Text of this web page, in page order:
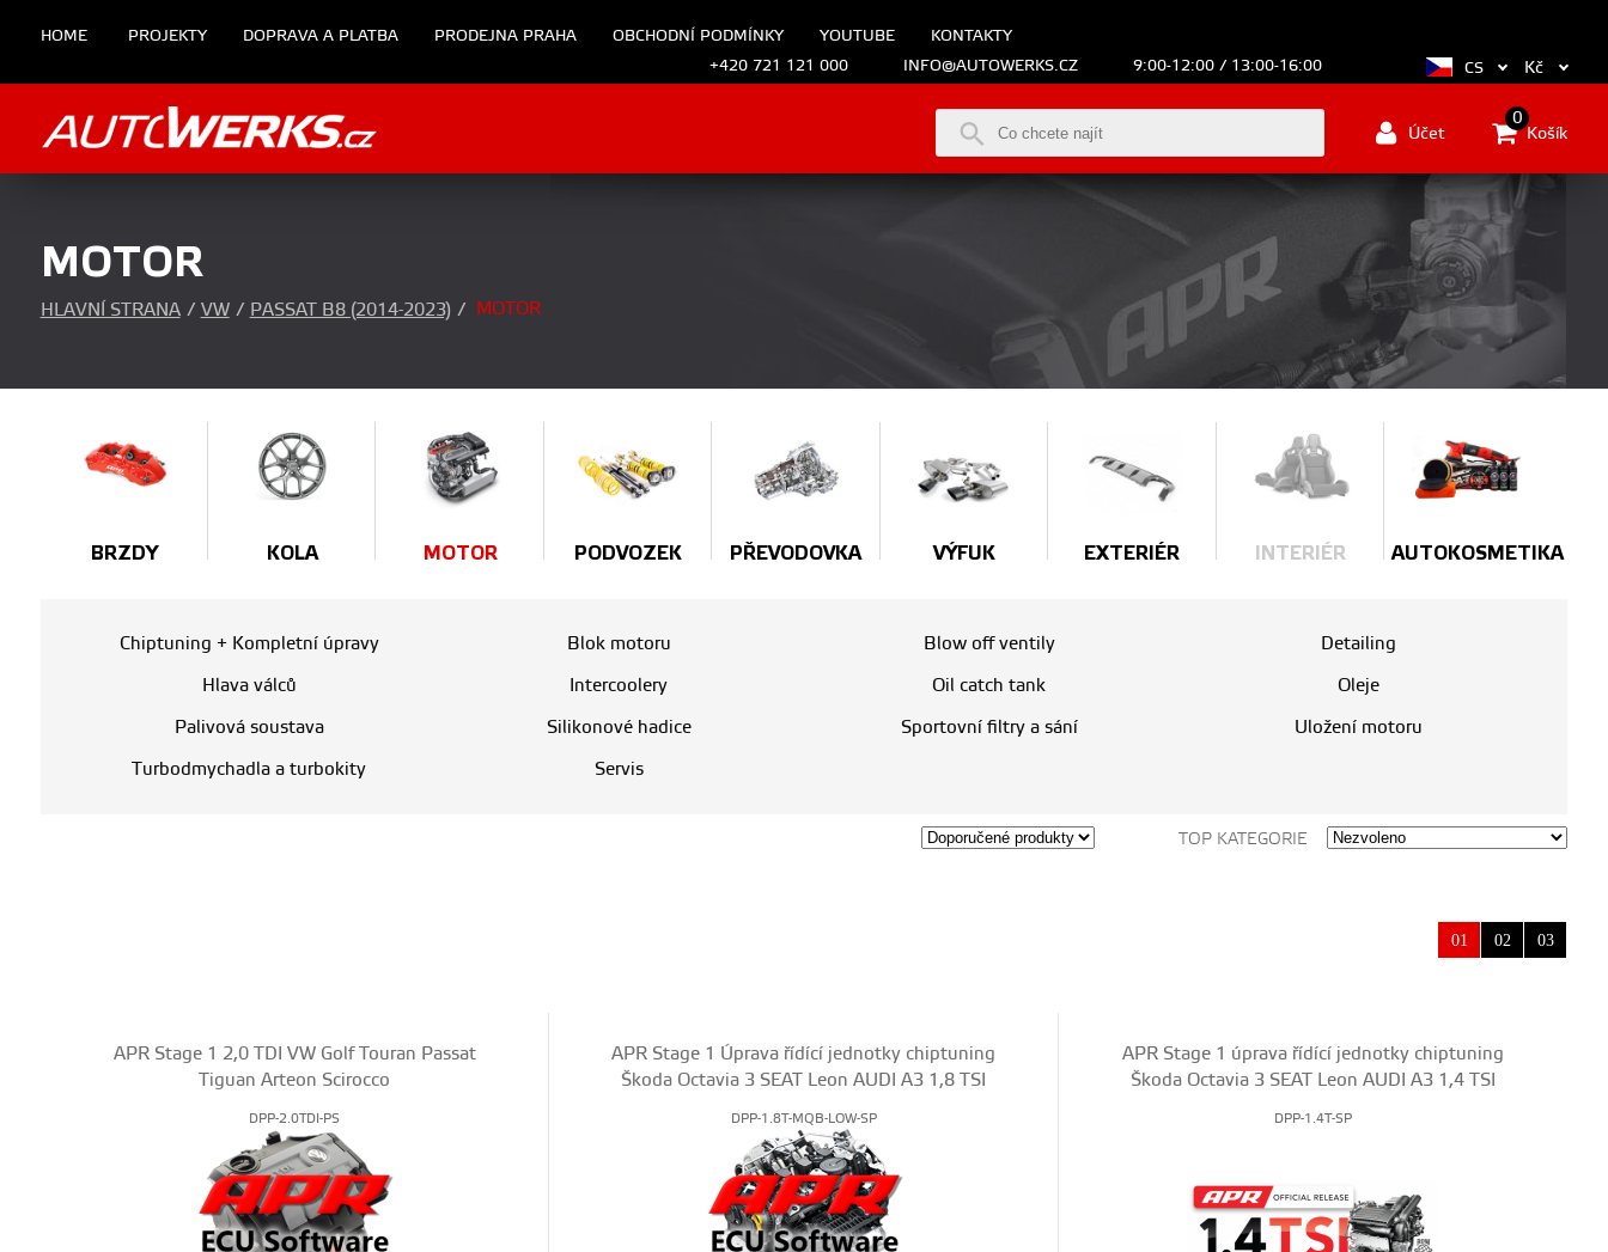
HOME PROJEKTY DOPRAVA A PLATBA PRODEJNA PRAHA OBCHODNÍ PODMÍNKY YOUTUBE
KONTAKTY
+420 721 121 000
INFO@AUTOWERKS.CZ 9:00-12:00 / 13:00-16:00 CS Kč
Účet Košík
0
MOTOR
HLAVNÍ STRANA / VW / PASSAT B8 (2014-2023) / MOTOR
BRZDY KOLA MOTOR PODVOZEK PŘEVODOVKA VÝFUK EXTERIÉR INTERIÉR AUTOKOSMETIKA
Chiptuning + Kompletní úpravy Blok motoru Blow off ventily
Detailing
Hlava válců
Intercoolery Oil catch tank
Oleje
Palivová soustava
Silikonové hadice Sportovní filtry a sání
Uložení motoru
Turbodmychadla a turbokity
Servis
TOP KATEGORIE
01 02 03
APR Stage 1 2,0 TDI VW Golf Touran Passat
Tiguan Arteon Scirocco
DPP-2.0TDI-PS
APR Stage 1 Úprava řídící jednotky chiptuning
Škoda Octavia 3 SEAT Leon AUDI A3 1,8 TSI
DPP-1.8T-MQB-LOW-SP
APR Stage 1 úprava řídící jednotky chiptuning
Škoda Octavia 3 SEAT Leon AUDI A3 1,4 TSI
DPP-1.4T-SP